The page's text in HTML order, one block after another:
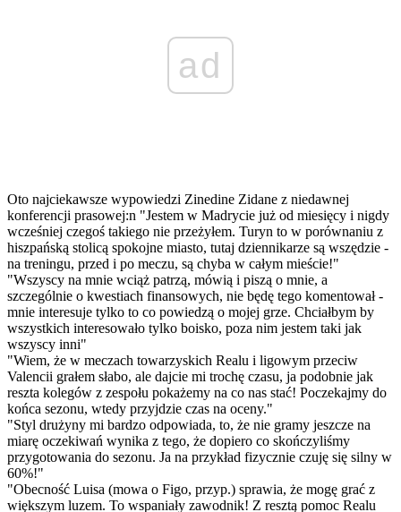
ad
Oto najciekawsze wypowiedzi Zinedine Zidane z niedawnej
konferencji prasowej:n "Jestem w Madrycie już od miesięcy i nigdy
wcześniej czegoś takiego nie przeżyłem. Turyn to w porównaniu z
hiszpańską stolicą spokojne miasto, tutaj dziennikarze są wszędzie -
na treningu, przed i po meczu, są chyba w całym mieście!"
"Wszyscy na mnie wciąż patrzą, mówią i piszą o mnie, a
szczególnie o kwestiach finansowych, nie będę tego komentował -
mnie interesuje tylko to co powiedzą o mojej grze. Chciałbym by
wszystkich interesowało tylko boisko, poza nim jestem taki jak
wszyscy inni"
"Wiem, że w meczach towarzyskich Realu i ligowym przeciw
Valencii grałem słabo, ale dajcie mi trochę czasu, ja podobnie jak
reszta kolegów z zespołu pokażemy na co nas stać! Poczekajmy do
końca sezonu, wtedy przyjdzie czas na oceny."
"Styl drużyny mi bardzo odpowiada, to, że nie gramy jeszcze na
miarę oczekiwań wynika z tego, że dopiero co skończyliśmy
przygotowania do sezonu. Ja na przykład fizycznie czuję się silny w
60%!"
"Obecność Luisa (mowa o Figo, przyp.) sprawia, że mogę grać z
większym luzem. To wspaniały zawodnik! Z resztą pomoc Realu